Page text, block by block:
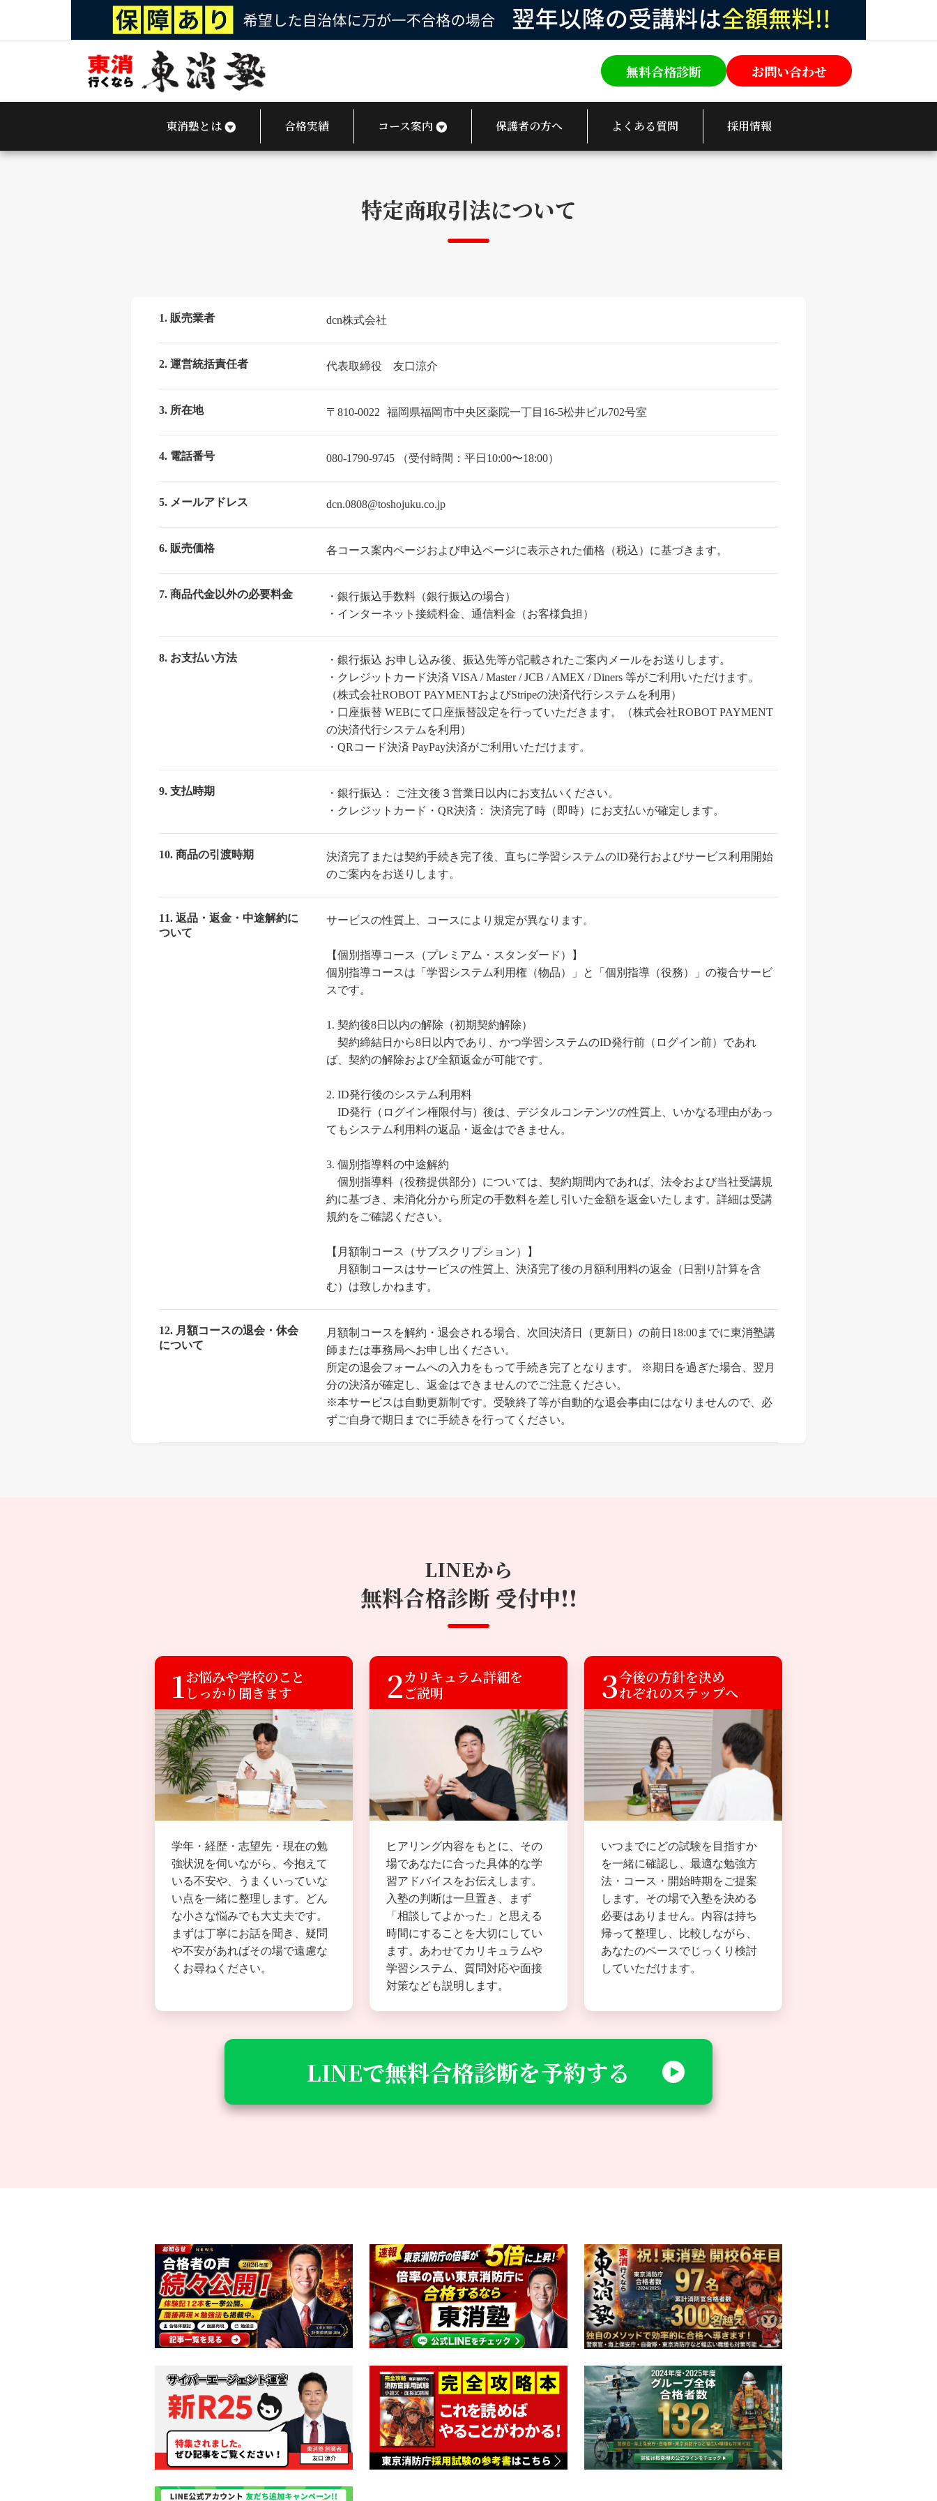
東
｜
無料合格診断 お問い合わせ
東消塾とは 合格実績 コース案内 保護者の方へ よくある質問 採用情報
特定商取引法について
1. 販売業者 dcn株式会社
2. 運営統括責任者 代表取締役 友口涼介
3. 所在地 〒810-0022 福岡県福岡市中央区薬院一丁目16-5松井ビル702号室
4. 電話番号 080-1790-9745 （受付時間：平日10:00〜18:00）
5. メールアドレス dcn.0808@toshojuku.co.jp
6. 販売価格 各コース案内ページおよび申込ページに表示された価格（税込）に基づきます。
7. 商品代金以外の必要料金
・銀行振込手数料（銀行振込の場合）
・インターネット接続料金、通信料金（お客様負担）
8. お支払い方法
・銀行振込 お申し込み後、振込先等が記載されたご案内メールをお送りします。
・クレジットカード決済 VISA / Master / JCB / AMEX / Diners 等がご利用いただけます。
（株式会社ROBOT PAYMENTおよびStripeの決済代行システムを利用）
・口座振替 WEBにて口座振替設定を行っていただきます。（株式会社ROBOT PAYMENT
の決済代行システムを利用）
・QRコード決済 PayPay決済がご利用いただけます。
9. 支払時期
・銀行振込： ご注文後３営業日以内にお支払いください。
・クレジットカード・QR決済： 決済完了時（即時）にお支払いが確定します。
10. 商品の引渡時期
決済完了または契約手続き完了後、直ちに学習システムのID発行およびサービス利用開始
のご案内をお送りします。
11. 返品・返金・中途解約に
ついて
サービスの性質上、コースにより規定が異なります。
【個別指導コース（プレミアム・スタンダード）】
個別指導コースは「学習システム利用権（物品）」と「個別指導（役務）」の複合サービ
スです。
1. 契約後8日以内の解除（初期契約解除）
契約締結日から8日以内であり、かつ学習システムのID発行前（ログイン前）であれ
ば、契約の解除および全額返金が可能です。
2. ID発行後のシステム利用料
ID発行（ログイン権限付与）後は、デジタルコンテンツの性質上、いかなる理由があっ
てもシステム利用料の返品・返金はできません。
3. 個別指導料の中途解約
個別指導料（役務提供部分）については、契約期間内であれば、法令および当社受講規
約に基づき、未消化分から所定の手数料を差し引いた金額を返金いたします。詳細は受講
規約をご確認ください。
【月額制コース（サブスクリプション）】
月額制コースはサービスの性質上、決済完了後の月額利用料の返金（日割り計算を含
む）は致しかねます。
12. 月額コースの退会・休会
について
月額制コースを解約・退会される場合、次回決済日（更新日）の前日18:00までに東消塾講
師または事務局へお申し出ください。
所定の退会フォームへの入力をもって手続き完了となります。 ※期日を過ぎた場合、翌月
分の決済が確定し、返金はできませんのでご注意ください。
※本サービスは自動更新制です。受験終了等が自動的な退会事由にはなりませんので、必
ずご自身で期日までに手続きを行ってください。
LINEから
無料合格診断 受付中!!
1お悩みや学校のこと
しっかり聞きます
学年・経歴・志望先・現在の勉
強状況を伺いながら、今抱えて
いる不安や、うまくいっていな
い点を一緒に整理します。どん
な小さな悩みでも大丈夫です。
まずは丁寧にお話を聞き、疑問
や不安があればその場で遠慮な
くお尋ねください。
2カリキュラム詳細を
ご説明
ヒアリング内容をもとに、その
場であなたに合った具体的な学
習アドバイスをお伝えします。
入塾の判断は一旦置き、まず
「相談してよかった」と思える
時間にすることを大切にしてい
ます。あわせてカリキュラムや
学習システム、質問対応や面接
対策なども説明します。
3今後の方針を決め
れぞれのステップへ
いつまでにどの試験を目指すか
を一緒に確認し、最適な勉強方
法・コース・開始時期をご提案
します。その場で入塾を決める
必要はありません。内容は持ち
帰って整理し、比較しながら、
あなたのペースでじっくり検討
していただけます。
LINEで無料合格診断を予約する